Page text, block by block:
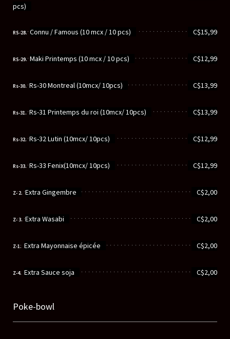
pcs)
RS-28. C$15,99
Connu / Famous (10 mcx / 10 pcs)
RS-29. C$12,99
Maki Printemps (10 mcx / 10 pcs)
Rs-30. C$13,99
Rs-30 Montreal (10mcx/ 10pcs)
Rs-31. C$13,99
Rs-31 Printemps du roi (10mcx/ 10pcs)
Rs-32. C$12,99
Rs-32 Lutin (10mcx/ 10pcs)
Rs-33. C$12,99
Rs-33 Fenix(10mcx/ 10pcs)
Z- 2. C$2,00
Extra Gingembre
Z- 3. C$2,00
Extra Wasabi
Z-1. C$2,00
Extra Mayonnaise épicée
Z-4. C$2,00
Extra Sauce soja
Poke-bowl